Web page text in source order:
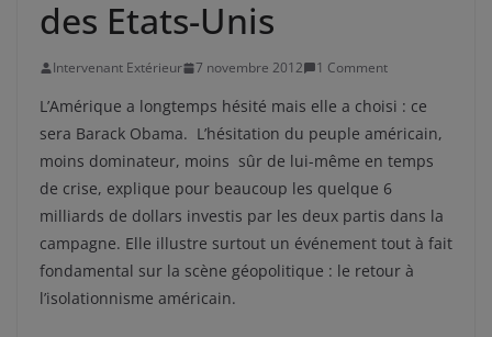
des Etats-Unis
Intervenant Extérieur 7 novembre 2012 1 Comment
L’Amérique a longtemps hésité mais elle a choisi : ce
sera Barack Obama. L’hésitation du peuple américain,
moins dominateur, moins sûr de lui-même en temps
de crise, explique pour beaucoup les quelque 6
milliards de dollars investis par les deux partis dans la
campagne. Elle illustre surtout un événement tout à fait
fondamental sur la scène géopolitique : le retour à
l’isolationnisme américain.